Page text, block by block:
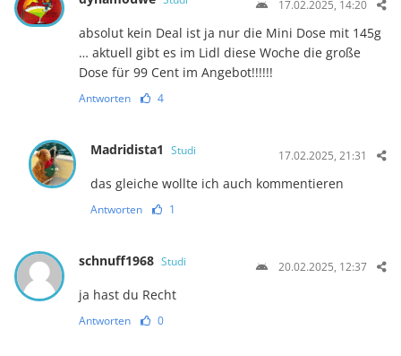
17.02.2025, 14:20
absolut kein Deal ist ja nur die Mini Dose mit 145g
… aktuell gibt es im Lidl diese Woche die große
Dose für 99 Cent im Angebot!!!!!!
Antworten 4
Madridista1 Studi 17.02.2025, 21:31
das gleiche wollte ich auch kommentieren
Antworten 1
schnuff1968 Studi 20.02.2025, 12:37
ja hast du Recht
Antworten 0